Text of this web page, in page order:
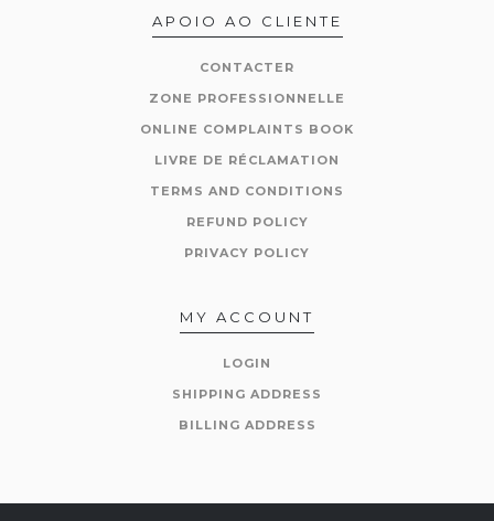
APOIO AO CLIENTE
CONTACTER
ZONE PROFESSIONNELLE
ONLINE COMPLAINTS BOOK
LIVRE DE RÉCLAMATION
TERMS AND CONDITIONS
REFUND POLICY
PRIVACY POLICY
MY ACCOUNT
LOGIN
SHIPPING ADDRESS
BILLING ADDRESS